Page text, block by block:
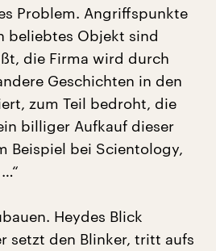
Problem. Angriffspunkte
beliebtes Objekt sind
die Firma wird durch
Geschichten in den
zum Teil bedroht, die
billiger Aufkauf dieser
Beispiel bei Scientology,
Heydes Blick
setzt den Blinker, tritt aufs